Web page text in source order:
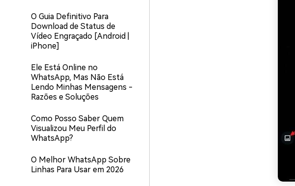
O Guia Definitivo Para
Download de Status de
Vídeo Engraçado [Android |
iPhone]
Ele Está Online no
WhatsApp, Mas Não Está
Lendo Minhas Mensagens -
Razões e Soluções
Como Posso Saber Quem
Visualizou Meu Perfil do
WhatsApp?
O Melhor WhatsApp Sobre
Linhas Para Usar em 2026